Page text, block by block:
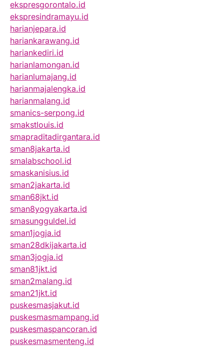
ekspresgorontalo.id
ekspresindramayu.id
harianjepara.id
hariankarawang.id
hariankediri.id
harianlamongan.id
harianlumajang.id
harianmajalengka.id
harianmalang.id
smanics-serpong.id
smakstlouis.id
smapraditadirgantara.id
sman8jakarta.id
smalabschool.id
smaskanisius.id
sman2jakarta.id
sman68jkt.id
sman8yogyakarta.id
smasungguldel.id
sman1jogja.id
sman28dkijakarta.id
sman3jogja.id
sman81jkt.id
sman2malang.id
sman21jkt.id
puskesmasjakut.id
puskesmasmampang.id
puskesmaspancoran.id
puskesmasmenteng.id